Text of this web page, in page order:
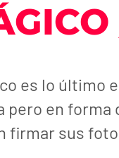
es lo último
pero en
firmar sus